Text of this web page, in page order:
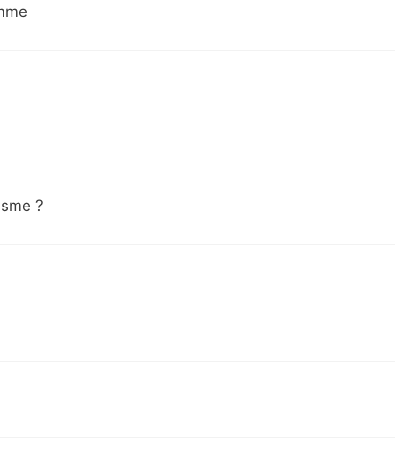
?